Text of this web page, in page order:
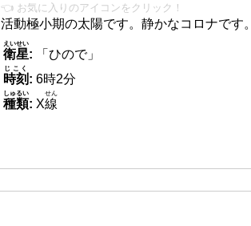
👈 お気に入りのアイコンをクリック！
活動極小期の太陽です。静かなコロナです。
衛星
えいせい
:
「ひので」
時刻
じこく
: 6時2分
種類
しゅるい
: X線
せん